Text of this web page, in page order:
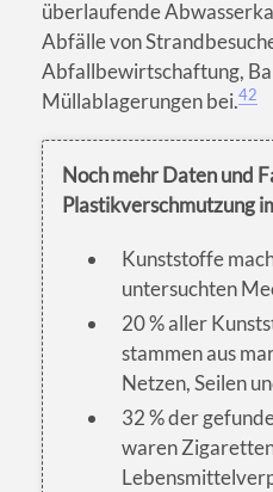
überlaufende
Abfälle von
Abfallbewirtschaftung,
Müllablagerungen bei.42
Noch mehr Daten und
Plastikverschmutzung
Kunststoffe
untersuchten
20 % aller
stammen aus
Netzen, Seilen
32 % der
waren